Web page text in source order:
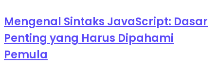
Mengenal Sintaks JavaScript: Dasar
Penting yang Harus Dipahami
Pemula